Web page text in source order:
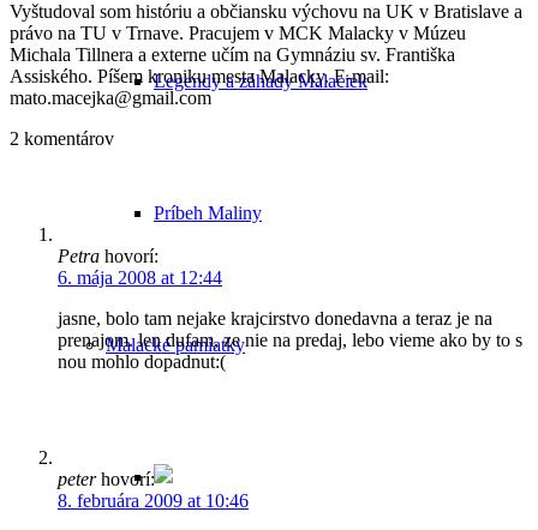
Legendy a záhady Malaciek
Príbeh Maliny
Malacké pamiatky
Vyštudoval som históriu a občiansku výchovu na UK v Bratislave a
právo na TU v Trnave. Pracujem v MCK Malacky v Múzeu
Michala Tillnera a externe učím na Gymnáziu sv. Františka
Assiského. Píšem kroniku mesta Malacky. E-mail:
mato.macejka@gmail.com
2 komentárov
Petra hovorí:
6. mája 2008 at 12:44
jasne, bolo tam nejake krajcirstvo donedavna a teraz je na
prenajom. len dufam, ze nie na predaj, lebo vieme ako by to s
nou mohlo dopadnut:(
peter hovorí:
8. februára 2009 at 10:46